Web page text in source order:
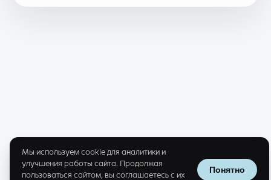
Мы используем cookie для аналитики и
улучшения работы сайта. Продолжая
пользоваться сайтом, вы соглашаетесь с их
Понятно